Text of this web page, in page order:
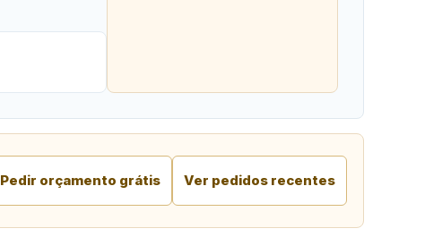
Pedir orçamento grátis Ver pedidos recentes